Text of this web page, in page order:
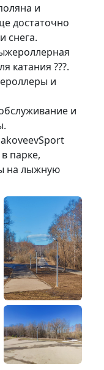
и
достаточно
снега.
катания ???.
и
и
парке,
на лыжную